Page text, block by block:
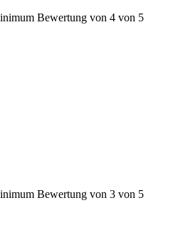
Bewertung von 4 von 5
Bewertung von 3 von 5